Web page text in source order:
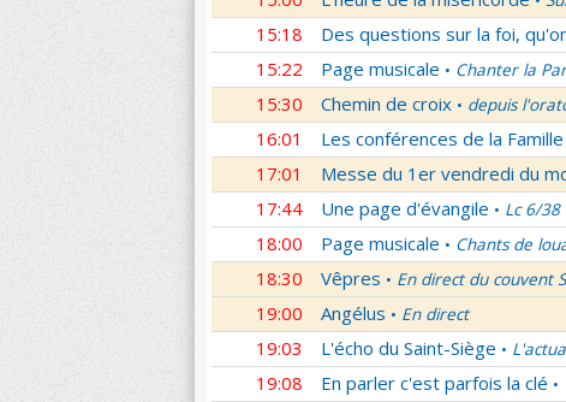
15:18 Des questions sur la foi,
15:22 Page musicale • Chanter la
15:30 Chemin de croix • depuis
16:01 Les conférences de la
17:01 Messe du 1er vendredi du
17:44 Une page d'évangile • Lc 6/38
18:00 Page musicale • Chants de
18:30 Vêpres • En direct du couvent
19:00 Angélus • En direct
19:03 L'écho du Saint-Siège •
19:08 En parler c'est parfois la clé •